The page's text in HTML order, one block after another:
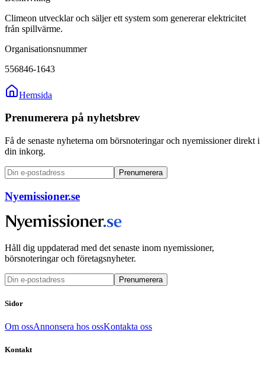
Climeon utvecklar och säljer ett system som genererar elektricitet
från spillvärme.
Organisationsnummer
556846-1643
Hemsida
Prenumerera på nyhetsbrev
Få de senaste nyheterna om börsnoteringar och nyemissioner direkt i
din inkorg.
Prenumerera
Nyemissioner.se
Håll dig uppdaterad med det senaste inom nyemissioner,
börsnoteringar och företagsnyheter.
Prenumerera
Sidor
Om ossAnnonsera hos ossKontakta oss
Kontakt